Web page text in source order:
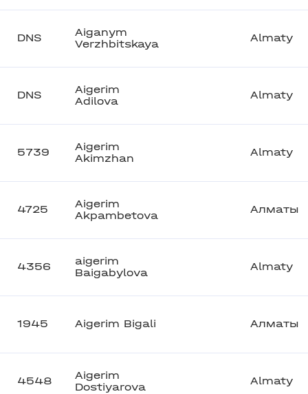
DNS
Aiganym
Verzhbitskaya
Almaty
DNS
Aigerim
Adilova
Almaty
5739
Aigerim
Akimzhan
Almaty
4725
Aigerim
Akpambetova
Алматы
4356
aigerim
Baigabylova
Almaty
1945 Aigerim Bigali Алматы
4548
Aigerim
Dostiyarova
Almaty